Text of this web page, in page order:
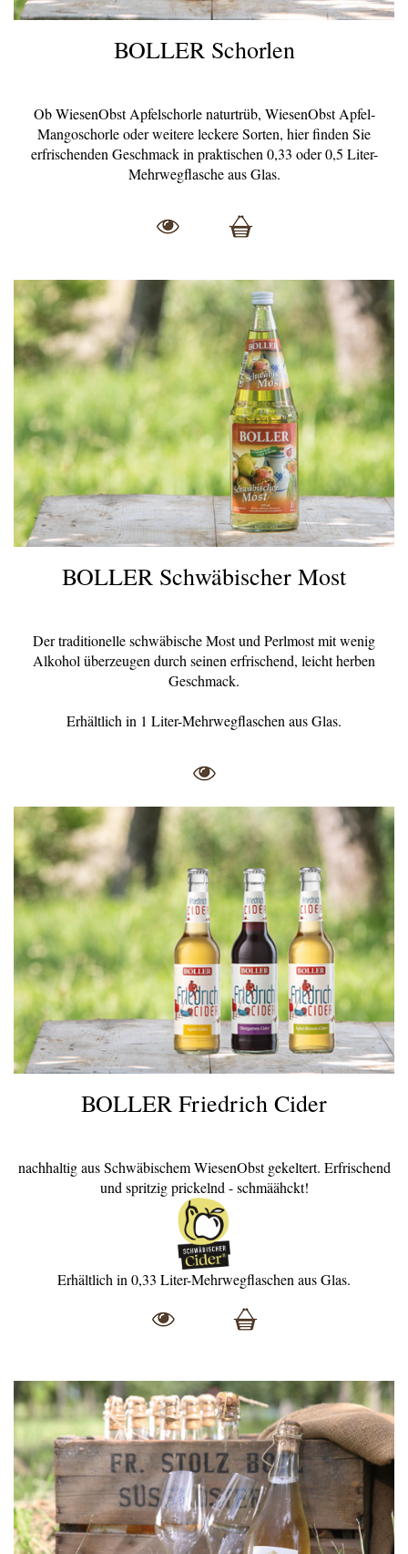
BOLLER Schorlen
Ob WiesenObst Apfelschorle naturtrüb, WiesenObst Apfel-
Mangoschorle oder weitere leckere Sorten, hier finden Sie
erfrischenden Geschmack in praktischen 0,33 oder 0,5 Liter-
Mehrwegflasche aus Glas.
BOLLER Schwäbischer Most
Der traditionelle schwäbische Most und Perlmost mit wenig
Alkohol überzeugen durch seinen erfrischend, leicht herben
Geschmack.
Erhältlich in 1 Liter-Mehrwegflaschen aus Glas.
BOLLER Friedrich Cider
nachhaltig aus Schwäbischem WiesenObst gekeltert. Erfrischend
und spritzig prickelnd - schmäähckt!
Erhältlich in 0,33 Liter-Mehrwegflaschen aus Glas.